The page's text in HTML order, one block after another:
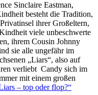
Sinclaire Eastman,
besteht die Tradition,
ihrer Großeltern,
viele unbeschwerte
ihrem Cousin Johnny
sie alle ungefähr im
„Liars“, also auf
verliebt Candy sich im
mit einem großen
– top oder flop?“